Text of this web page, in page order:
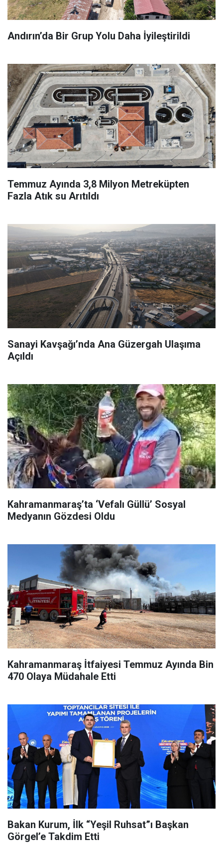
Andırın’da Bir Grup Yolu Daha İyileştirildi
Temmuz Ayında 3,8 Milyon Metreküpten
Fazla Atık su Arıtıldı
Sanayi Kavşağı’nda Ana Güzergah Ulaşıma
Açıldı
Kahramanmaraş’ta ‘Vefalı Güllü’ Sosyal
Medyanın Gözdesi Oldu
Kahramanmaraş İtfaiyesi Temmuz Ayında Bin
470 Olaya Müdahale Etti
Bakan Kurum, İlk “Yeşil Ruhsat”ı Başkan
Görgel’e Takdim Etti